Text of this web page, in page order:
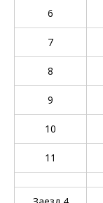
6
7
8
9
10
11